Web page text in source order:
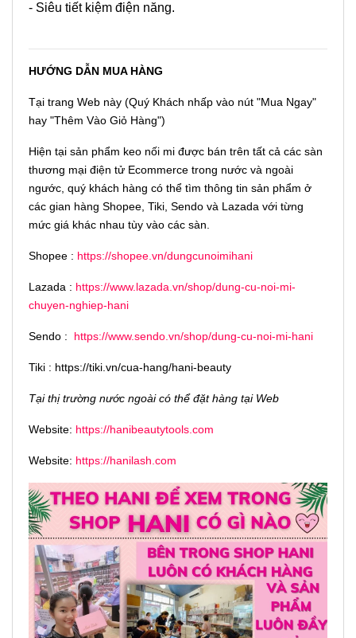
- Siêu tiết kiệm điện năng.
HƯỚNG DẪN MUA HÀNG
Tại trang Web này (Quý Khách nhấp vào nút "Mua Ngay"
hay "Thêm Vào Giỏ Hàng")
Hiện tại sản phẩm keo nối mi được bán trên tất cả các sàn
thương mại điện tử Ecommerce trong nước và ngoài
ngước, quý khách hàng có thể tìm thông tin sản phẩm ở
các gian hàng Shopee, Tiki, Sendo và Lazada với từng
mức giá khác nhau tùy vào các sàn.
Shopee : https://shopee.vn/dungcunoimihani
Lazada : https://www.lazada.vn/shop/dung-cu-noi-mi-
chuyen-nghiep-hani
Sendo : https://www.sendo.vn/shop/dung-cu-noi-mi-hani
Tiki : https://tiki.vn/cua-hang/hani-beauty
Tại thị trường nước ngoài có thể đặt hàng tại Web
Website: https://hanibeautytools.com
Website: https://hanilash.com